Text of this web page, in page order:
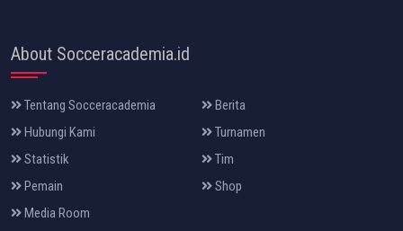
About Socceracademia.id
Tentang Socceracademia
Berita
Hubungi Kami
Turnamen
Statistik
Tim
Pemain
Shop
Media Room